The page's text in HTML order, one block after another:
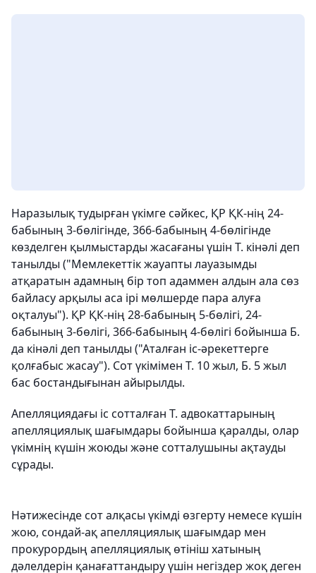
Наразылық тудырған үкімге сәйкес, ҚР ҚК-нің 24-
бабының 3-бөлігінде, 366-бабының 4-бөлігінде
көзделген қылмыстарды жасағаны үшін Т. кінәлі деп
танылды ("Мемлекеттік жауапты лауазымды
атқаратын адамның бір топ адаммен алдын ала сөз
байласу арқылы аса ірі мөлшерде пара алуға
оқталуы"). ҚР ҚК-нің 28-бабының 5-бөлігі, 24-
бабының 3-бөлігі, 366-бабының 4-бөлігі бойынша Б.
да кінәлі деп танылды ("Аталған іс-әрекеттерге
қолғабыс жасау"). Сот үкімімен Т. 10 жыл, Б. 5 жыл
бас бостандығынан айырылды.
Апелляциядағы іс сотталған Т. адвокаттарының
апелляциялық шағымдары бойынша қаралды, олар
үкімнің күшін жоюды және сотталушыны ақтауды
сұрады.
Нәтижесінде сот алқасы үкімді өзгерту немесе күшін
жою, сондай-ақ апелляциялық шағымдар мен
прокурордың апелляциялық өтініш хатының
дәлелдерін қанағаттандыру үшін негіздер жоқ деген